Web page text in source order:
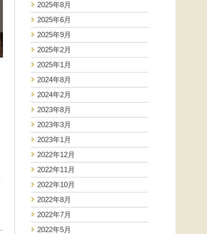
2025年8月
2025年6月
2025年9月
2025年2月
2025年1月
2024年8月
2024年2月
2023年8月
2023年3月
2023年1月
2022年12月
2022年11月
2022年10月
2022年8月
2022年7月
2022年5月